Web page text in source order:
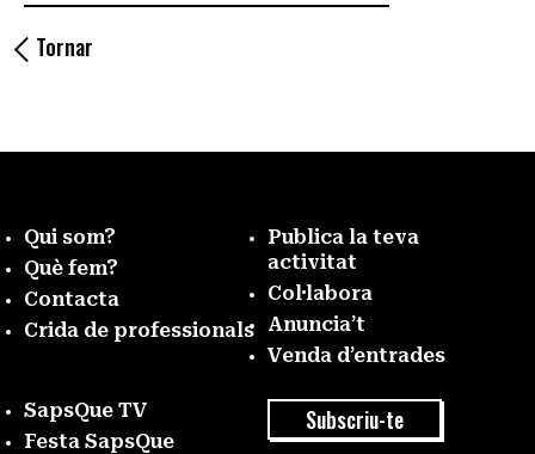
Tornar
Qui som?
Què fem?
Contacta
Crida de professionals
Publica la teva
activitat
Col·labora
Anuncia’t
Venda d’entrades
SapsQue TV
Festa SapsQue
Subscriu-te